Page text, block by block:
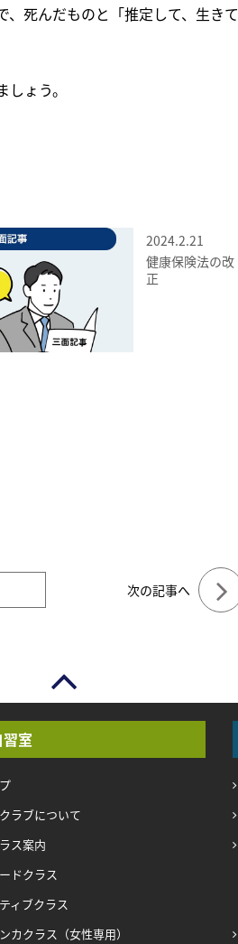
死んだものと「推定して、生きて
ょう。
2024.2.21
健康保険法の改
正
次の記事へ
習室
ラブについて
ス案内
ドクラス
ィブクラス
カクラス（女性専用）